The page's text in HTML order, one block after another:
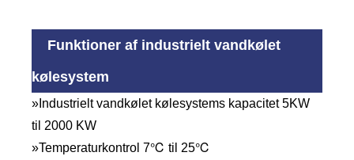
Funktioner af industrielt vandkølet
kølesystem
»Industrielt vandkølet kølesystems kapacitet 5KW
til 2000 KW
»Temperaturkontrol 7℃ til 25℃